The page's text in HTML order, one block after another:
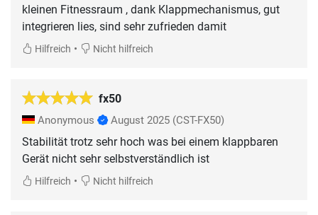
kleinen Fitnessraum , dank Klappmechanismus, gut
integrieren lies, sind sehr zufrieden damit
Hilfreich • Nicht hilfreich
fx50
Anonymous August 2025 (CST-FX50)
Stabilität trotz sehr hoch was bei einem klappbaren
Gerät nicht sehr selbstverständlich ist
Hilfreich • Nicht hilfreich